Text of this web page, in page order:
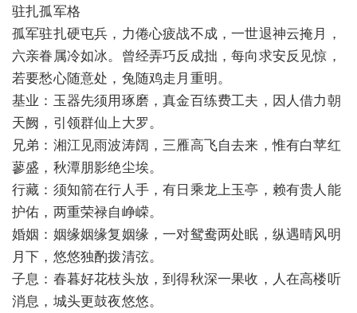
驻扎孤军格
孤军驻扎硬屯兵，力倦心疲战不成，一世退神云掩月，
六亲眷属冷如冰。曾经弄巧反成拙，每向求安反见惊，
若要愁心随意处，兔随鸡走月重明。
基业：玉器先须用琢磨，真金百练费工夫，因人借力朝
天阙，引领群仙上大罗。
兄弟：湘江见雨波涛阔，三雁高飞自去来，惟有白苹红
蓼盛，秋潭朋影绝尘埃。
行藏：须知箭在行人手，有日乘龙上玉亭，赖有贵人能
护佑，两重荣禄自峥嵘。
婚姻：姻缘姻缘复姻缘，一对鸳鸯两处眠，纵遇晴风明
月下，悠悠独酌拨清弦。
子息：春暮好花枝头放，到得秋深一果收，人在高楼听
消息，城头更鼓夜悠悠。